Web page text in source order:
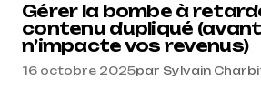
Gérer la bombe à
contenu dupliqué (avant
n’impacte vos revenus)
16 octobre 2025par Sylvain